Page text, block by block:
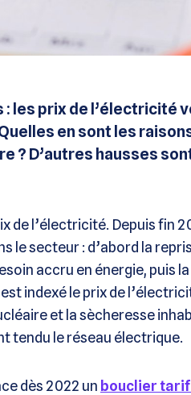
: les prix de l’électricité
en sont les
? D’autres hausses
de l’électricité. Depuis fin
le secteur : d’abord la
accru en énergie, puis
indexé le prix de
et la sècheresse
tendu le réseau électrique.
dès 2022 un bouclier